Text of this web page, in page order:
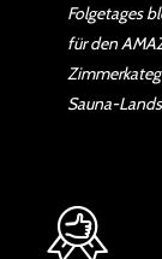
Folgetages
für den
Sauna-